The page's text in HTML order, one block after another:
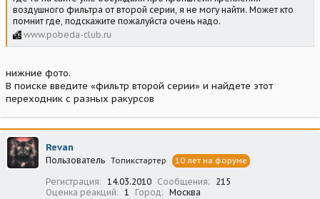
воздушного фильтра от второй серии, я не могу найти. Может кто
помнит где, подскажите пожалуйста очень надо.
www.pobeda-club.ru
нижние фото.
В поиске введите «фильтр второй серии» и найдете этот
переходник с разных ракурсов
Revan
Пользователь Топикстартер 10 лет на форуме
Регистрация 14.03.2010 Сообщения
215
Оценка реакций
1 Город Москва